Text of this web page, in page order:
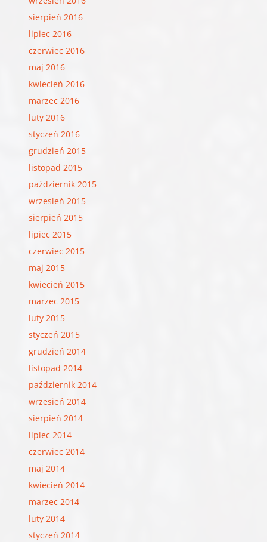
sierpień 2016
lipiec 2016
czerwiec 2016
maj 2016
kwiecień 2016
marzec 2016
luty 2016
styczeń 2016
grudzień 2015
listopad 2015
październik 2015
wrzesień 2015
sierpień 2015
lipiec 2015
czerwiec 2015
maj 2015
kwiecień 2015
marzec 2015
luty 2015
styczeń 2015
grudzień 2014
listopad 2014
październik 2014
wrzesień 2014
sierpień 2014
lipiec 2014
czerwiec 2014
maj 2014
kwiecień 2014
marzec 2014
luty 2014
styczeń 2014